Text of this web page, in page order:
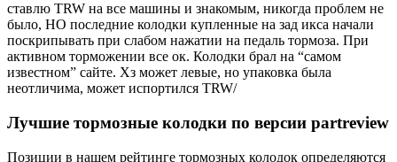
ставлю TRW на все машины и знакомым, никогда проблем не
было, НО последние колодки купленные на зад икса начали
поскрипывать при слабом нажатии на педаль тормоза. При
активном торможении все ок. Колодки брал на “самом
известном” сайте. Хз может левые, но упаковка была
неотличима, может испортился TRW/
Лучшие тормозные колодки по версии partreview
Позиции в нашем рейтинге тормозных колодок определяются